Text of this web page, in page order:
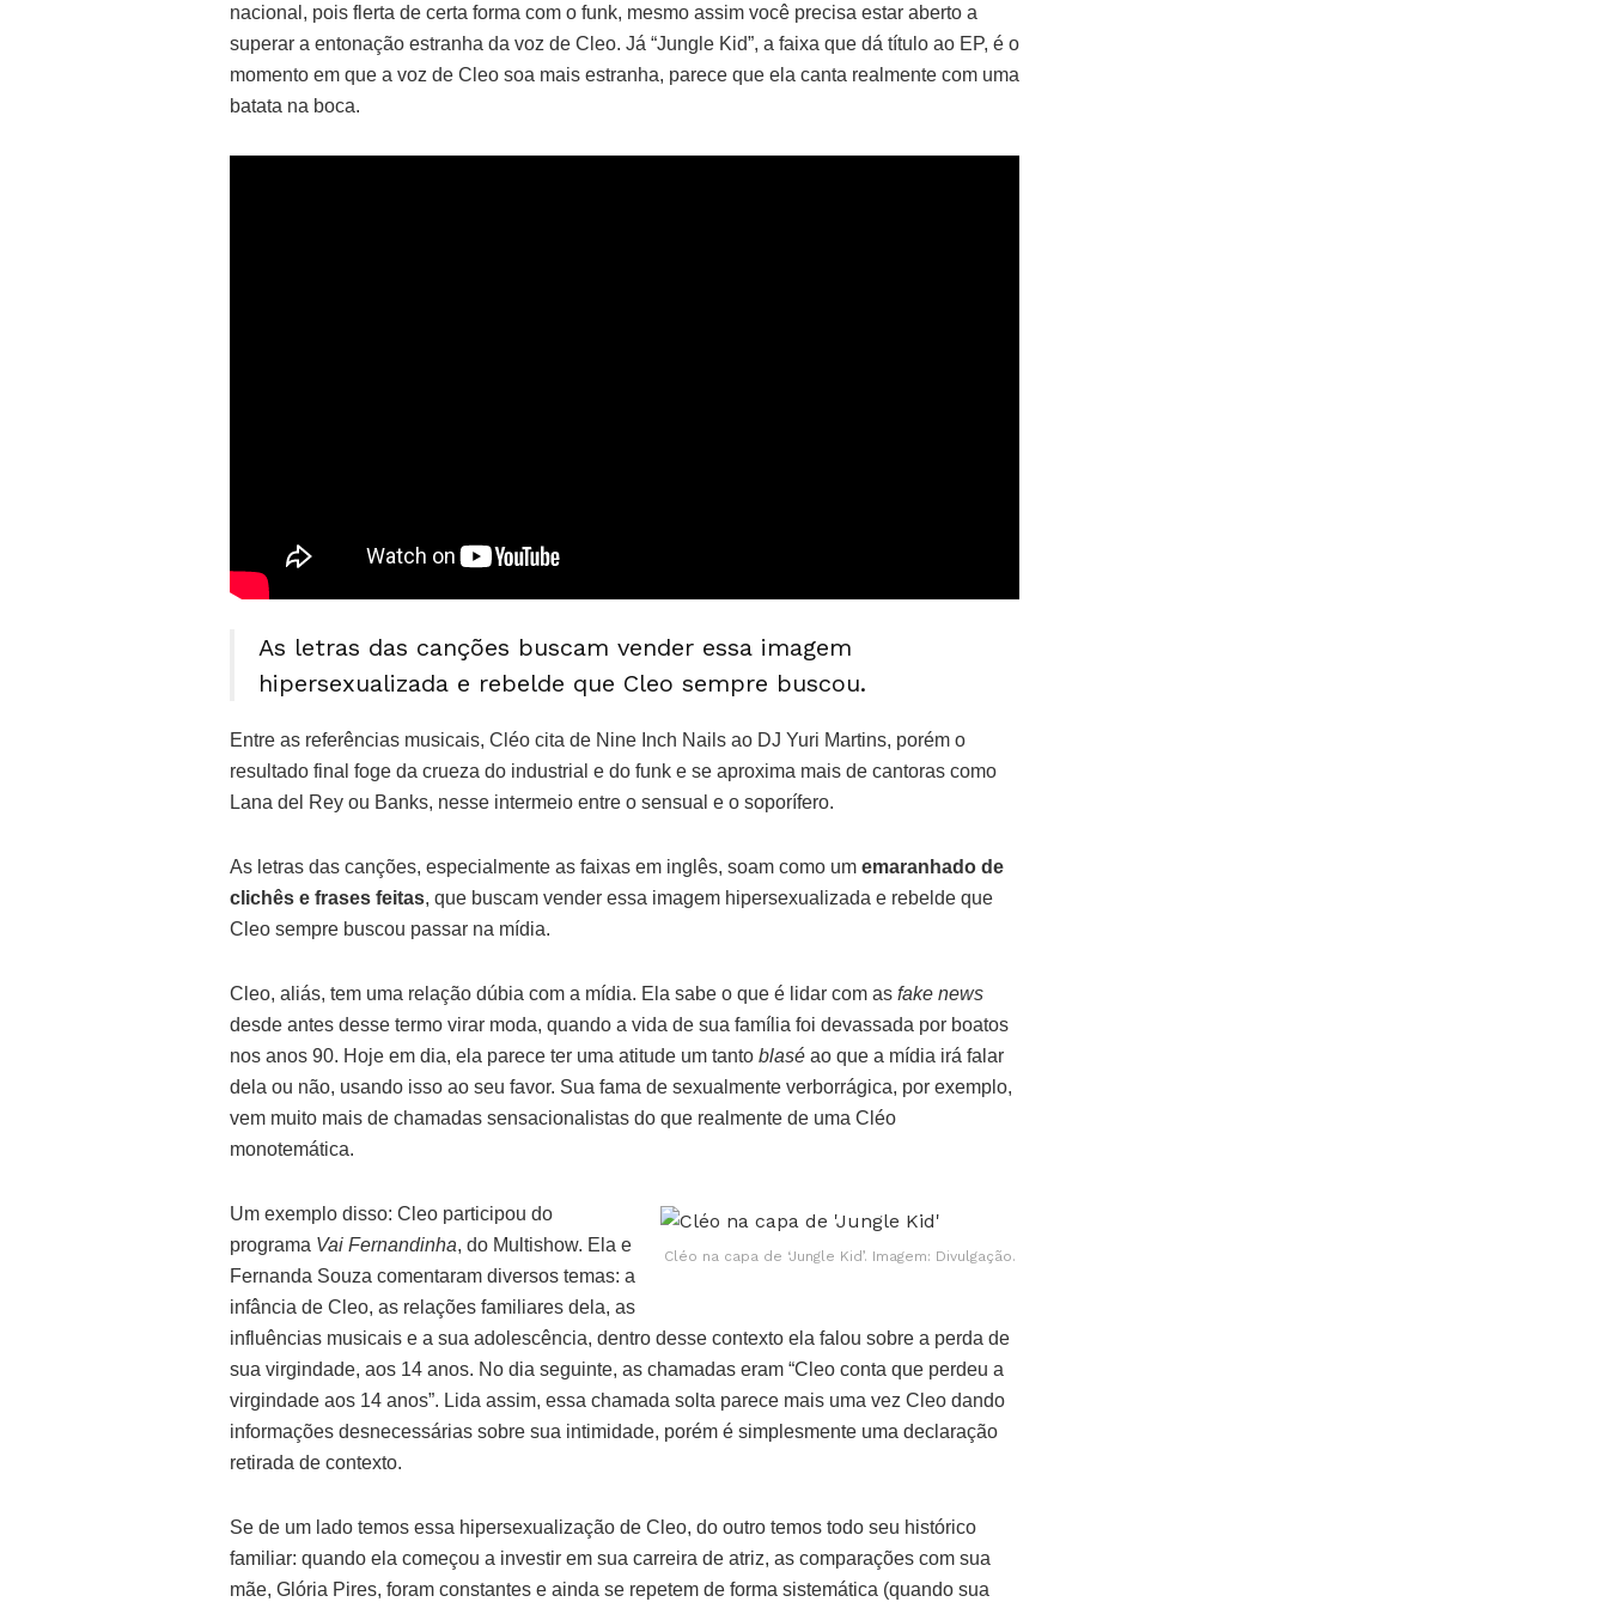
nacional, pois flerta de certa forma com o funk, mesmo assim você precisa estar aberto a
superar a entonação estranha da voz de Cleo. Já “Jungle Kid”, a faixa que dá título ao EP, é o
momento em que a voz de Cleo soa mais estranha, parece que ela canta realmente com uma
batata na boca.
As letras das canções buscam vender essa imagem
hipersexualizada e rebelde que Cleo sempre buscou.
Entre as referências musicais, Cléo cita de Nine Inch Nails ao DJ Yuri Martins, porém o
resultado final foge da crueza do industrial e do funk e se aproxima mais de cantoras como
Lana del Rey ou Banks, nesse intermeio entre o sensual e o soporífero.
As letras das canções, especialmente as faixas em inglês, soam como um emaranhado de
clichês e frases feitas, que buscam vender essa imagem hipersexualizada e rebelde que
Cleo sempre buscou passar na mídia.
Cleo, aliás, tem uma relação dúbia com a mídia. Ela sabe o que é lidar com as fake news
desde antes desse termo virar moda, quando a vida de sua família foi devassada por boatos
nos anos 90. Hoje em dia, ela parece ter uma atitude um tanto blasé ao que a mídia irá falar
dela ou não, usando isso ao seu favor. Sua fama de sexualmente verborrágica, por exemplo,
vem muito mais de chamadas sensacionalistas do que realmente de uma Cléo
monotemática.
Cléo na capa de ‘Jungle Kid’. Imagem: Divulgação.
Um exemplo disso: Cleo participou do
programa Vai Fernandinha, do Multishow. Ela e
Fernanda Souza comentaram diversos temas: a
infância de Cleo, as relações familiares dela, as
influências musicais e a sua adolescência, dentro desse contexto ela falou sobre a perda de
sua virgindade, aos 14 anos. No dia seguinte, as chamadas eram “Cleo conta que perdeu a
virgindade aos 14 anos”. Lida assim, essa chamada solta parece mais uma vez Cleo dando
informações desnecessárias sobre sua intimidade, porém é simplesmente uma declaração
retirada de contexto.
Se de um lado temos essa hipersexualização de Cleo, do outro temos todo seu histórico
familiar: quando ela começou a investir em sua carreira de atriz, as comparações com sua
mãe, Glória Pires, foram constantes e ainda se repetem de forma sistemática (quando sua